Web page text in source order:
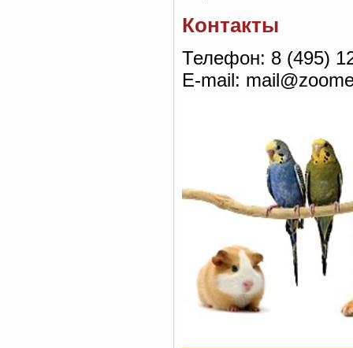
Контакты
Телефон: 8 (495)
E-mail: